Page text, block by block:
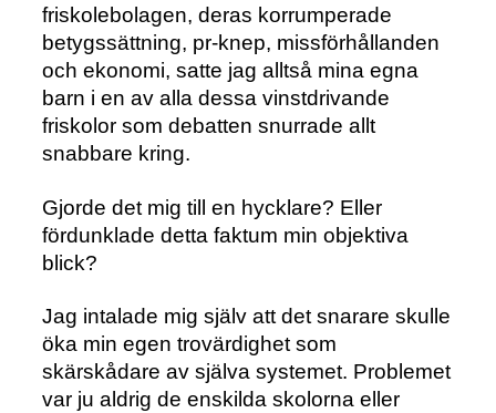
friskolebolagen, deras korrumperade
betygssättning, pr-knep, missförhållanden
och ekonomi, satte jag alltså mina egna
barn i en av alla dessa vinstdrivande
friskolor som debatten snurrade allt
snabbare kring.
Gjorde det mig till en hycklare? Eller
fördunklade detta faktum min objektiva
blick?
Jag intalade mig själv att det snarare skulle
öka min egen trovärdighet som
skärskådare av själva systemet. Problemet
var ju aldrig de enskilda skolorna eller